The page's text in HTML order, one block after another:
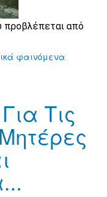
προβλέπεται από
φαινόμενα
Τις